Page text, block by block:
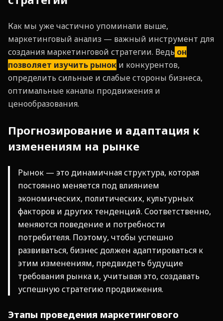
Как мы уже частично упоминали выше,
маркетинговый анализ — важный инструмент для
создания маркетинговой стратегии. Ведь он
позволяет изучить рынок и конкурентов,
определить сильные и слабые стороны бизнеса,
оптимальные каналы продвижения и
ценообразования.
Прогнозирование и адаптация к
изменениям на рынке
Рынок — это динамичная структура, которая
постоянно меняется под влиянием
экономических, политических, культурных
факторов и других тенденций. Соответственно,
меняются поведение и потребности
потребителя. Поэтому, чтобы успешно
развиваться, бизнес должен адаптироваться к
этим изменениям, предвидеть будущие
требования рынка и, учитывая это, создавать
успешную стратегию продвижения.
Этапы проведения маркетингового